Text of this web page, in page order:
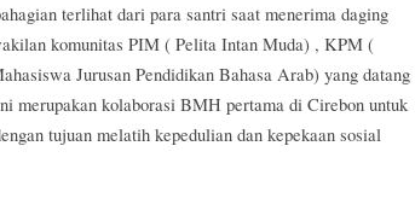
terlihat dari para santri saat menerima daging
komunitas PIM ( Pelita Intan Muda) , KPM (
Jurusan Pendidikan Bahasa Arab) yang datang
merupakan kolaborasi BMH pertama di Cirebon untuk
tujuan melatih kepedulian dan kepekaan sosial